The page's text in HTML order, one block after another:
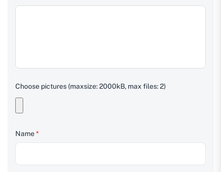
Choose pictures (maxsize: 2000kB, max files: 2)
Name*